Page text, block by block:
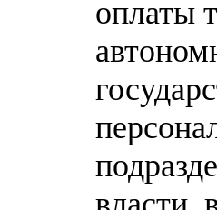
оплаты